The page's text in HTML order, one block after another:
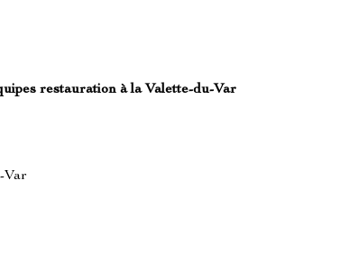
restauration à la Valette-du-Var
Var